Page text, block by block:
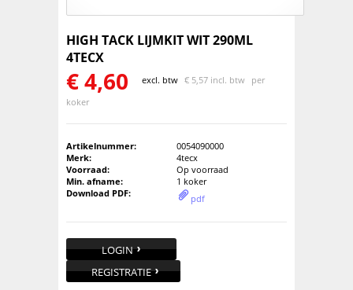
HIGH TACK LIJMKIT WIT 290ML
4TECX
€4,60 excl. btw € 5,57 incl. btw per
koker
Artikelnummer:
0054090000
Merk:
4tecx
Voorraad:
Op voorraad
Min. afname:
1 koker
Download PDF:
pdf
LOGIN
REGISTRATIE